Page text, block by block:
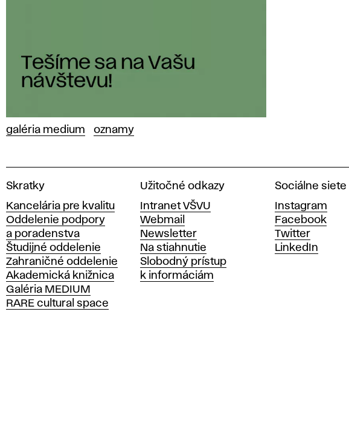
galéria medium oznamy
V
s
o
k
á
š
k
o
l
Skratky
Kancelária pre kvalitu
Oddelenie podpory
a poradenstva
Študijné oddelenie
Zahraničné oddelenie
Akademická knižnica
Galéria MEDIUM
RARE cultural space
Užitočné odkazy
Intranet VŠVU
Webmail
Newsletter
Na stiahnutie
Slobodný prístup
k informáciám
Sociálne siete
Instagram
Facebook
Twitter
LinkedIn